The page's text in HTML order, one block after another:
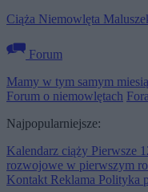
Ciąża Niemowlęta
Forum
Mamy w tym samym
Forum o niemowlętach
Najpopularniejsze:
Kalendarz ciąży Pierwsze
rozwojowe w pierwszym
Kontakt Reklama Polityka